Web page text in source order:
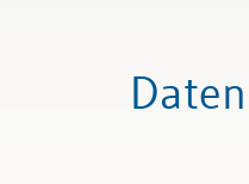
Management